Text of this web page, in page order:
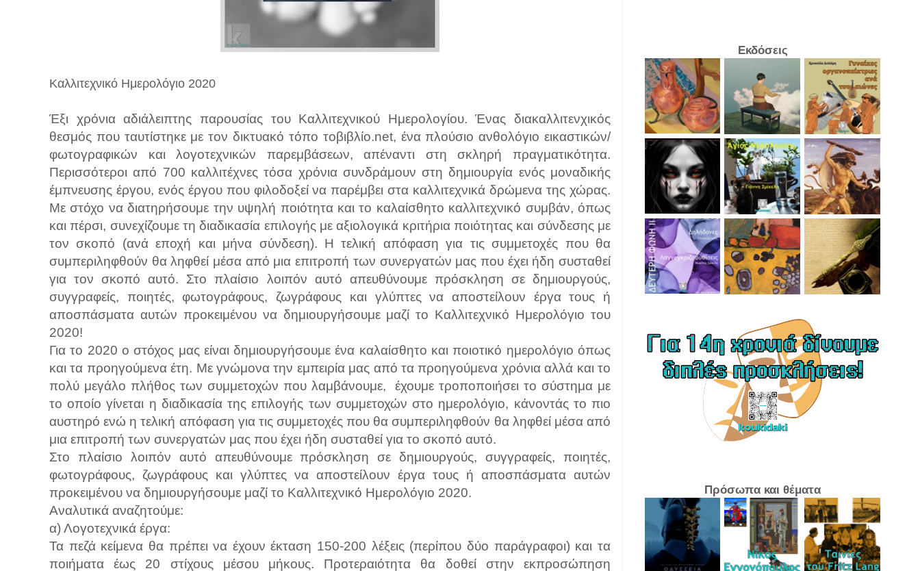
Καλλιτεχνικό Ημερολόγιο 2020
Έξι χρόνια αδιάλειπτης παρουσίας του Καλλιτεχνικού Ημερολογίου. Ένας διακαλλιτενχικός
θεσμός που ταυτίστηκε με τον δικτυακό τόπο τοβιβλίο.net, ένα πλούσιο ανθολόγιο εικαστικών/
φωτογραφικών και λογοτεχνικών παρεμβάσεων, απέναντι στη σκληρή πραγματικότητα.
Περισσότεροι από 700 καλλιτέχνες τόσα χρόνια συνδράμουν στη δημιουργία ενός μοναδικής
έμπνευσης έργου, ενός έργου που φιλοδοξεί να παρέμβει στα καλλιτεχνικά δρώμενα της χώρας.
Με στόχο να διατηρήσουμε την υψηλή ποιότητα και το καλαίσθητο καλλιτεχνικό συμβάν, όπως
και πέρσι, συνεχίζουμε τη διαδικασία επιλογής με αξιολογικά κριτήρια ποιότητας και σύνδεσης με
τον σκοπό (ανά εποχή και μήνα σύνδεση). Η τελική απόφαση για τις συμμετοχές που θα
συμπεριληφθούν θα ληφθεί μέσα από μια επιτροπή των συνεργατών μας που έχει ήδη συσταθεί
για τον σκοπό αυτό. Στο πλαίσιο λοιπόν αυτό απευθύνουμε πρόσκληση σε δημιουργούς,
συγγραφείς, ποιητές, φωτογράφους, ζωγράφους και γλύπτες να αποστείλουν έργα τους ή
αποσπάσματα αυτών προκειμένου να δημιουργήσουμε μαζί το Καλλιτεχνικό Ημερολόγιο του
2020!
Για το 2020 ο στόχος μας είναι δημιουργήσουμε ένα καλαίσθητο και ποιοτικό ημερολόγιο όπως
και τα προηγούμενα έτη. Με γνώμονα την εμπειρία μας από τα προηγούμενα χρόνια αλλά και το
πολύ μεγάλο πλήθος των συμμετοχών που λαμβάνουμε, έχουμε τροποποιήσει το σύστημα με
το οποίο γίνεται η διαδικασία της επιλογής των συμμετοχών στο ημερολόγιο, κάνοντάς το πιο
αυστηρό ενώ η τελική απόφαση για τις συμμετοχές που θα συμπεριληφθούν θα ληφθεί μέσα από
μια επιτροπή των συνεργατών μας που έχει ήδη συσταθεί για το σκοπό αυτό.
Στο πλαίσιο λοιπόν αυτό απευθύνουμε πρόσκληση σε δημιουργούς, συγγραφείς, ποιητές,
φωτογράφους, ζωγράφους και γλύπτες να αποστείλουν έργα τους ή αποσπάσματα αυτών
προκειμένου να δημιουργήσουμε μαζί το Καλλιτεχνικό Ημερολόγιο 2020.
Αναλυτικά αναζητούμε:
α) Λογοτεχνικά έργα:
Τα πεζά κείμενα θα πρέπει να έχουν έκταση 150-200 λέξεις (περίπου δύο παράγραφοι) και τα
ποιήματα έως 20 στίχους μέσου μήκους. Προτεραιότητα θα δοθεί στην εκπροσώπηση
Εκδόσεις
Πρόσωπα και θέματα